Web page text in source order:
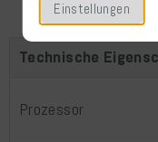
Einstellungen
Technische
Prozessor